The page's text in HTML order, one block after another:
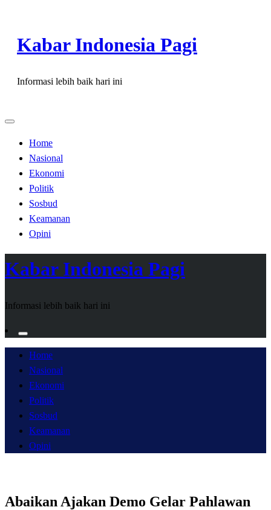
content
Kabar Indonesia Pagi
Informasi lebih baik hari ini
Home
Nasional
Ekonomi
Politik
Sosbud
Keamanan
Opini
Kabar Indonesia Pagi
Informasi lebih baik hari ini
Home
Nasional
Ekonomi
Politik
Sosbud
Keamanan
Opini
Abaikan Ajakan Demo Gelar Pahlawan